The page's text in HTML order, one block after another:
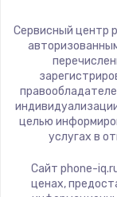
Сервисный центр
целью
услугах в
Сайт phone-
ценах,